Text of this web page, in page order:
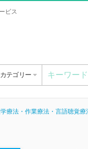
ビス
カテゴリー
療法・作業療法・言語聴覚療